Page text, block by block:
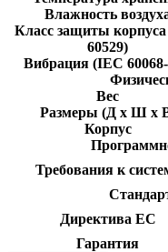
Влажность
Класс защиты
60529)
Вибрация (IEC
Вес
Размеры (Д x Ш x
Корпус
Требования к
Директива ЕС
Гарантия